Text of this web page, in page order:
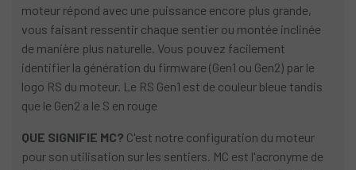
moteur répond avec une puissance encore plus grande,
vous faisant ressentir chaque sentier ou montée inclinée
de manière plus naturelle. Vous pouvez facilement
identifier la génération du firmware (Gen1 ou Gen2) par le
logo RS du moteur. Le RS Gen1 est de couleur bleue tandis
que le Gen2 a le S en rouge
QUE SIGNIFIE MC? C'est notre configuration du moteur
pour son utilisation sur les sentiers. MC est l'acronyme de